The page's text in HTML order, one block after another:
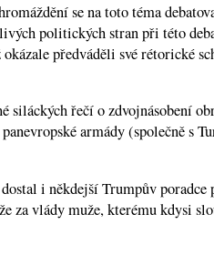
se na toto téma
politických stran při této
předváděli své rétorické
siláckých řečí o zdvojnásobení
armády (společně s
i někdejší Trumpův poradce
za vlády muže, kterému kdysi